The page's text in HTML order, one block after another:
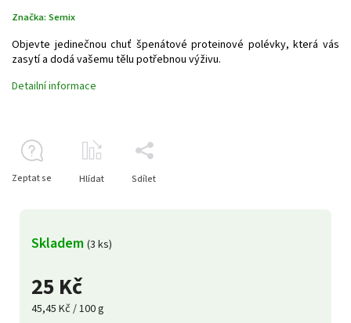
Značka: Semix
25 Kč
45,45 Kč / 100 g
Skladem (3 ks)
Objevte jedinečnou chuť špenátové proteinové polévky, která vás
zasytí a dodá vašemu tělu potřebnou výživu.
Detailní informace
Zeptat se Hlídat Sdílet